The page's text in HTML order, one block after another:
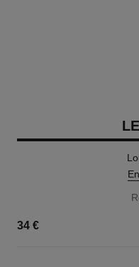
34 €